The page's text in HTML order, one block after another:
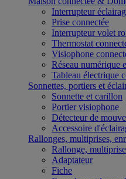
Interrupteur
Prise connectée
Interrupteur volet
Thermostat
Visiophone
Réseau numérique
Tableau électrique
Sonnettes, portiers et
Sonnette et carillon
Portier visiophone
Détecteur de
Accessoire
Rallonges, multiprises,
Rallonge, multiprise
Adaptateur
Fiche